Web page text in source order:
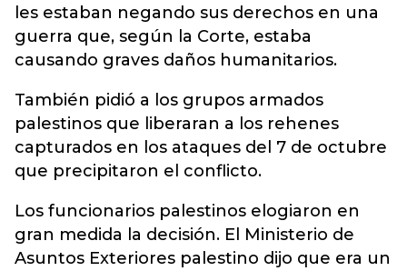
les estaban negando sus derechos en una
guerra que, según la Corte, estaba
causando graves daños humanitarios.
También pidió a los grupos armados
palestinos que liberaran a los rehenes
capturados en los ataques del 7 de octubre
que precipitaron el conflicto.
Los funcionarios palestinos elogiaron en
gran medida la decisión. El Ministerio de
Asuntos Exteriores palestino dijo que era un